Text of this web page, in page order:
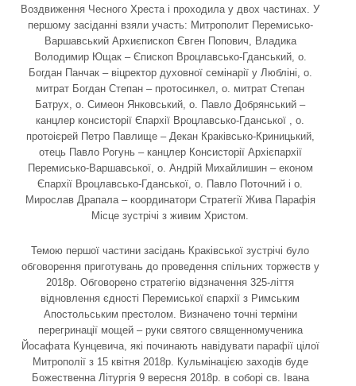
Воздвиження Чесного Хреста і проходила у двох частинах. У
першому засіданні взяли участь: Митрополит Перемисько-
Варшавський Архиєпископ Євген Попович, Владика
Володимир Ющак – Єпископ Вроцлавсько-Гданський, о.
Богдан Панчак – віцректор духовної семінарії у Любліні, о.
митрат Богдан Степан – протосинкел, о. митрат Степан
Батрух, о. Симеон Янковський, о. Павло Добрянський –
канцлер консисторії Єпархії Вроцлавсько-Гданської , о.
протоієрей Петро Павлище – Декан Краківсько-Криницький,
отець Павло Рогунь – канцлер Консисторії Архієпархії
Перемисько-Варшавської, о. Андрій Михайлишин – економ
Єпархії Вроцлавсько-Гданської, о. Павло Поточний і о.
Мирослав Драпала – координатори Стратегії Жива Парафія
Місце зустрічі з живим Христом.
Темою першої частини засідань Краківської зустрічі було
обговорення приготувань до проведення спільних торжеств у
2018р. Обговорено стратегію відзначення 325-ліття
відновлення єдності Перемиської єпархії з Римським
Апостольським престолом. Визначено точні терміни
перегринації мощей – руки святого священномученика
Йосафата Кунцевича, які починають навідувати парафії цілої
Митрополії з 15 квітня 2018р. Кульмінацією заходів буде
Божественна Літургія 9 вересня 2018р. в соборі св. Івана